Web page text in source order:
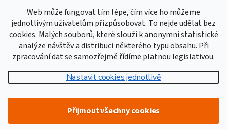
Web může fungovat tím lépe, čím více ho můžeme
jednotlivým uživatelům přizpůsobovat. To nejde udělat bez
cookies. Malých souborů, které slouží k anonymní statistické
analýze návštěv a distribuci některého typu obsahu. Při
zpracování dat se samozřejmě řídíme platnou legislativou.
Nastavit cookies jednotlivě
Přijmout všechny cookies
Vytvořil Shoptet
Atreon - Hutní materiál. Všechna práva vyhrazena.